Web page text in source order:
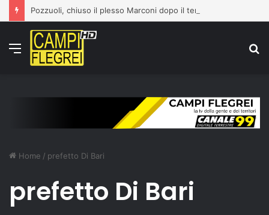
Menu
Home / prefetto Di Bari
prefetto Di Bari